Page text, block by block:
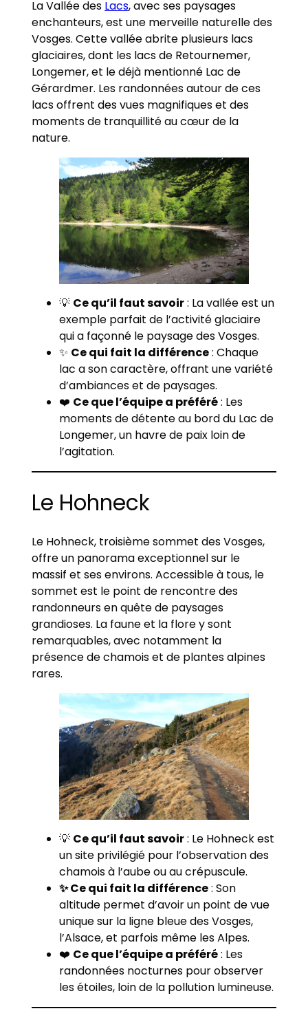
La Vallée des Lacs, avec ses paysages
enchanteurs, est une merveille naturelle des
Vosges. Cette vallée abrite plusieurs lacs
glaciaires, dont les lacs de Retournemer,
Longemer, et le déjà mentionné Lac de
Gérardmer. Les randonnées autour de ces
lacs offrent des vues magnifiques et des
moments de tranquillité au cœur de la
nature.
💡 Ce qu’il faut savoir: La vallée est un
exemple parfait de l’activité glaciaire
qui a façonné le paysage des Vosges.
✨ Ce qui fait la différence: Chaque
lac a son caractère, offrant une variété
d’ambiances et de paysages.
❤️ Ce que l’équipe a préféré: Les
moments de détente au bord du Lac de
Longemer, un havre de paix loin de
l’agitation.
Le Hohneck
Le Hohneck, troisième sommet des Vosges,
offre un panorama exceptionnel sur le
massif et ses environs. Accessible à tous, le
sommet est le point de rencontre des
randonneurs en quête de paysages
grandioses. La faune et la flore y sont
remarquables, avec notamment la
présence de chamois et de plantes alpines
rares.
💡 Ce qu’il faut savoir: Le Hohneck est
un site privilégié pour l’observation des
chamois à l’aube ou au crépuscule.
✨ Ce qui fait la différence: Son
altitude permet d’avoir un point de vue
unique sur la ligne bleue des Vosges,
l’Alsace, et parfois même les Alpes.
❤️ Ce que l’équipe a préféré: Les
randonnées nocturnes pour observer
les étoiles, loin de la pollution lumineuse.